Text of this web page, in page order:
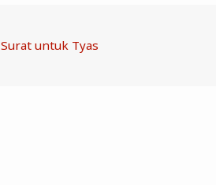
Surat untuk Tyas